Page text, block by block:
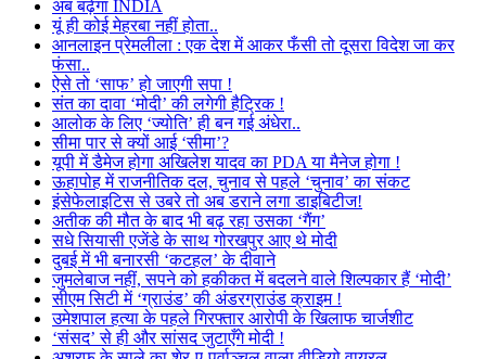
अब बढ़ेगा INDIA
यूं ही कोई मेहरबा नहीं होता..
आनलाइन प्रेमलीला : एक देश में आकर फँसी तो दूसरा विदेश जा कर
फंसा..
ऐसे तो ‘साफ’ हो जाएगी सपा !
संत का दावा ‘मोदी’ की लगेगी हैट्रिक !
आलोक के लिए ‘ज्योति’ ही बन गई अंधेरा..
सीमा पार से क्यों आई ‘सीमा’?
यूपी में डैमेज होगा अखिलेश यादव का PDA या मैनेज होगा !
ऊहापोह में राजनीतिक दल, चुनाव से पहले ‘चुनाव’ का संकट
इंसेफेलाइटिस से उबरे तो अब डराने लगा डाइबिटीज!
अतीक की मौत के बाद भी बढ़ रहा उसका ‘गैंग’
सधे सियासी एजेंडे के साथ गोरखपुर आए थे मोदी
दुबई में भी बनारसी ‘कटहल’ के दीवाने
जुमलेबाज नहीं, सपने को हकीकत में बदलने वाले शिल्पकार हैं ‘मोदी’
सीएम सिटी में ‘ग्राउंड’ की अंडरग्राउंड क्राइम !
उमेशपाल हत्या के पहले गिरफ्तार आरोपी के खिलाफ चार्जशीट
‘संसद’ से ही और सांसद जुटाएँगे मोदी !